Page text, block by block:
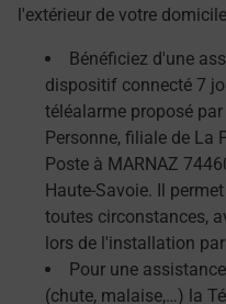
l'extérieur de votre
Bénéficiez d'une
dispositif connecté 7
téléalarme proposé
Personne, filiale de La
Poste à MARNAZ
Haute-Savoie. Il
toutes circonstances,
lors de l'installation
Pour une
(chute, malaise,…) la